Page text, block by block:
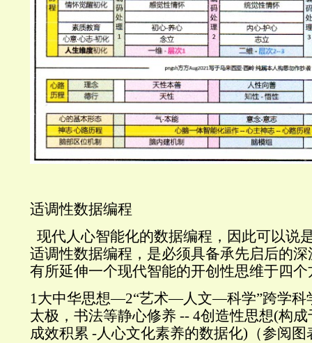
适调性数据编程
现代人心智能化的数据编程，因此可以说
适调性数据编程，是必须具备承先启后的
有所延伸一个现代智能的开创性思维于四
1大中华思想—2“艺术—人文—科学”跨学科
太极，书法等静心修养 -- 4创造性思想(构成
成效积累 -人心文化素养的数据化) （参阅图